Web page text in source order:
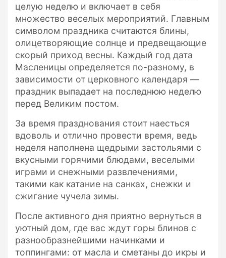
целую неделю и включает в себя
множество веселых мероприятий. Главным
символом праздника считаются блины,
олицетворяющие солнце и предвещающие
скорый приход весны. Каждый год дата
Масленицы определяется по-разному, в
зависимости от церковного календаря —
праздник выпадает на последнюю неделю
перед Великим постом.
За время празднования стоит наесться
вдоволь и отлично провести время, ведь
неделя наполнена щедрыми застольями с
вкусными горячими блюдами, веселыми
играми и снежными развлечениями,
такими как катание на санках, снежки и
сжигание чучела зимы.
После активного дня приятно вернуться в
уютный дом, где вас ждут горы блинов с
разнообразнейшими начинками и
топпингами: от масла и сметаны до икры и